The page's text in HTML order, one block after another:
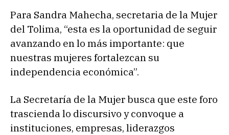
Para Sandra Mahecha, secretaria de la Mujer
del Tolima, “esta es la oportunidad de seguir
avanzando en lo más importante: que
nuestras mujeres fortalezcan su
independencia económica”.
La Secretaría de la Mujer busca que este foro
trascienda lo discursivo y convoque a
instituciones, empresas, liderazgos